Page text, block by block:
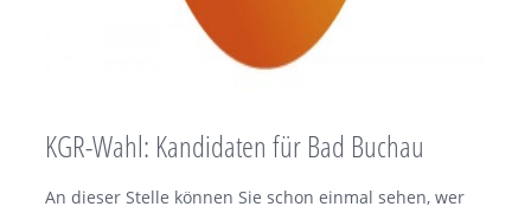
KGR-Wahl: Kandidaten für Bad Buchau
An dieser Stelle können Sie schon einmal sehen, wer